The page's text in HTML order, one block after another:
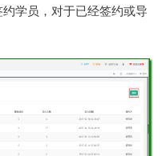
学员，对于已经签约或导